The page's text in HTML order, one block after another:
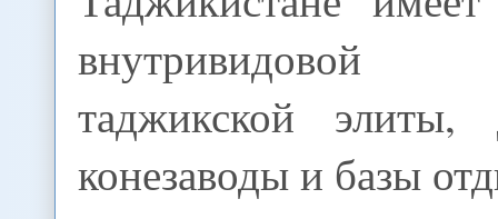
таджикской элиты,
конезаводы и базы